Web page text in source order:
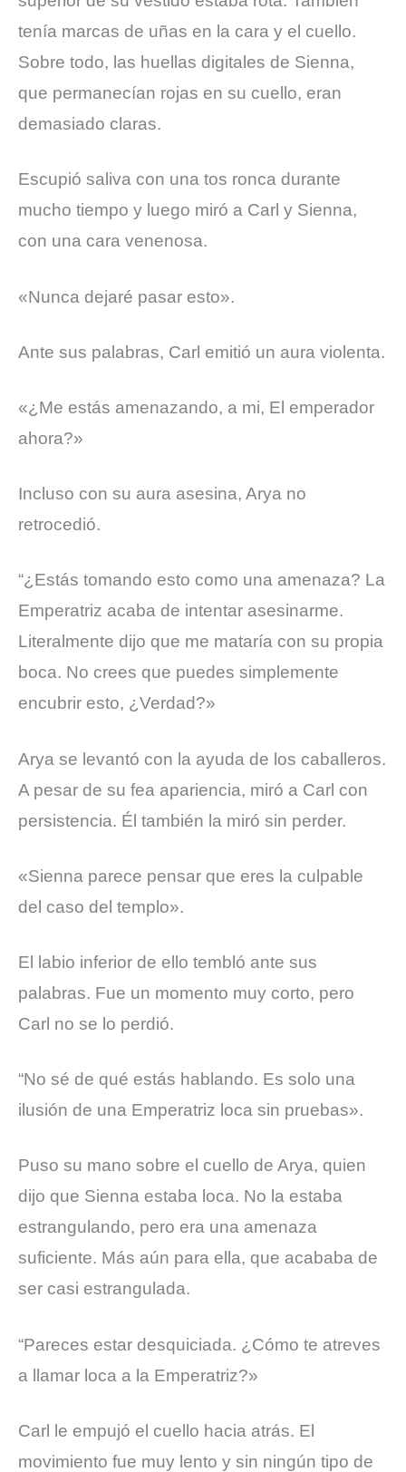
tenía marcas de uñas en la cara y el cuello.
Sobre todo, las huellas digitales de Sienna,
que permanecían rojas en su cuello, eran
demasiado claras.
Escupió saliva con una tos ronca durante
mucho tiempo y luego miró a Carl y Sienna,
con una cara venenosa.
«Nunca dejaré pasar esto».
Ante sus palabras, Carl emitió un aura violenta.
«¿Me estás amenazando, a mi, El emperador
ahora?»
Incluso con su aura asesina, Arya no
retrocedió.
“¿Estás tomando esto como una amenaza? La
Emperatriz acaba de intentar asesinarme.
Literalmente dijo que me mataría con su propia
boca. No crees que puedes simplemente
encubrir esto, ¿Verdad?»
Arya se levantó con la ayuda de los caballeros.
A pesar de su fea apariencia, miró a Carl con
persistencia. Él también la miró sin perder.
«Sienna parece pensar que eres la culpable
del caso del templo».
El labio inferior de ello tembló ante sus
palabras. Fue un momento muy corto, pero
Carl no se lo perdió.
“No sé de qué estás hablando. Es solo una
ilusión de una Emperatriz loca sin pruebas».
Puso su mano sobre el cuello de Arya, quien
dijo que Sienna estaba loca. No la estaba
estrangulando, pero era una amenaza
suficiente. Más aún para ella, que acababa de
ser casi estrangulada.
“Pareces estar desquiciada. ¿Cómo te atreves
a llamar loca a la Emperatriz?»
Carl le empujó el cuello hacia atrás. El
movimiento fue muy lento y sin ningún tipo de